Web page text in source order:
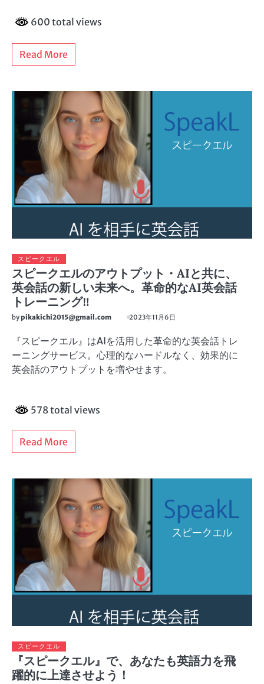
600 total views
Read More
スピークエル
スピークエルのアウトプット・AIと共に、
英会話の新しい未来へ。革命的なAI英会話
トレーニング‼
bypikakichi2015@gmail.com 2023年11月6日
『スピークエル』はAIを活用した革命的な英会話トレ
ーニングサービス。心理的なハードルなく、効果的に
英会話のアウトプットを増やせます。
578 total views
Read More
スピークエル
『スピークエル』で、あなたも英語力を飛
躍的に上達させよう！